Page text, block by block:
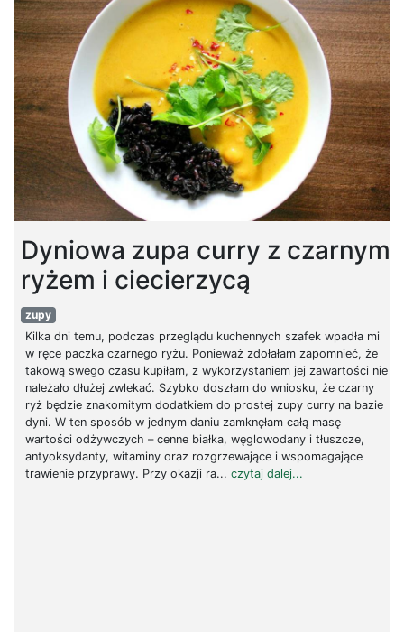
Dyniowa zupa curry z czarnym
ryżem i ciecierzycą
zupy
Kilka dni temu, podczas przeglądu kuchennych szafek wpadła mi
w ręce paczka czarnego ryżu. Ponieważ zdołałam zapomnieć, że
takową swego czasu kupiłam, z wykorzystaniem jej zawartości nie
należało dłużej zwlekać. Szybko doszłam do wniosku, że czarny
ryż będzie znakomitym dodatkiem do prostej zupy curry na bazie
dyni. W ten sposób w jednym daniu zamknęłam całą masę
wartości odżywczych – cenne białka, węglowodany i tłuszcze,
antyoksydanty, witaminy oraz rozgrzewające i wspomagające
trawienie przyprawy. Przy okazji ra... czytaj dalej...